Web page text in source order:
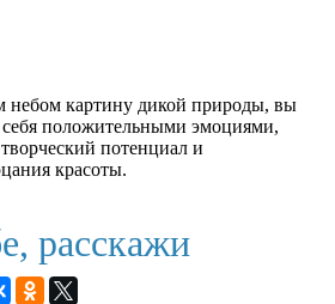
небом картину дикой природы, вы
себя положительными эмоциями,
потенциал и
красоты.
расскажи